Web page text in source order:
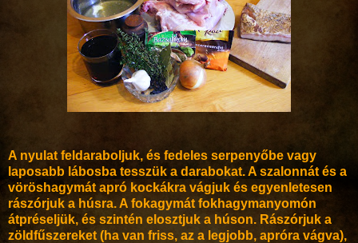
A nyulat feldaraboljuk, és fedeles serpenyőbe vagy
laposabb lábosba tesszük a darabokat. A szalonnát és a
vöröshagymát apró kockákra vágjuk és egyenletesen
rászórjuk a húsra. A fokagymát fokhagymanyomón
átpréseljük, és szintén elosztjuk a húson. Rászórjuk a
zöldfűszereket (ha van friss, az a legjobb, apróra vágva),